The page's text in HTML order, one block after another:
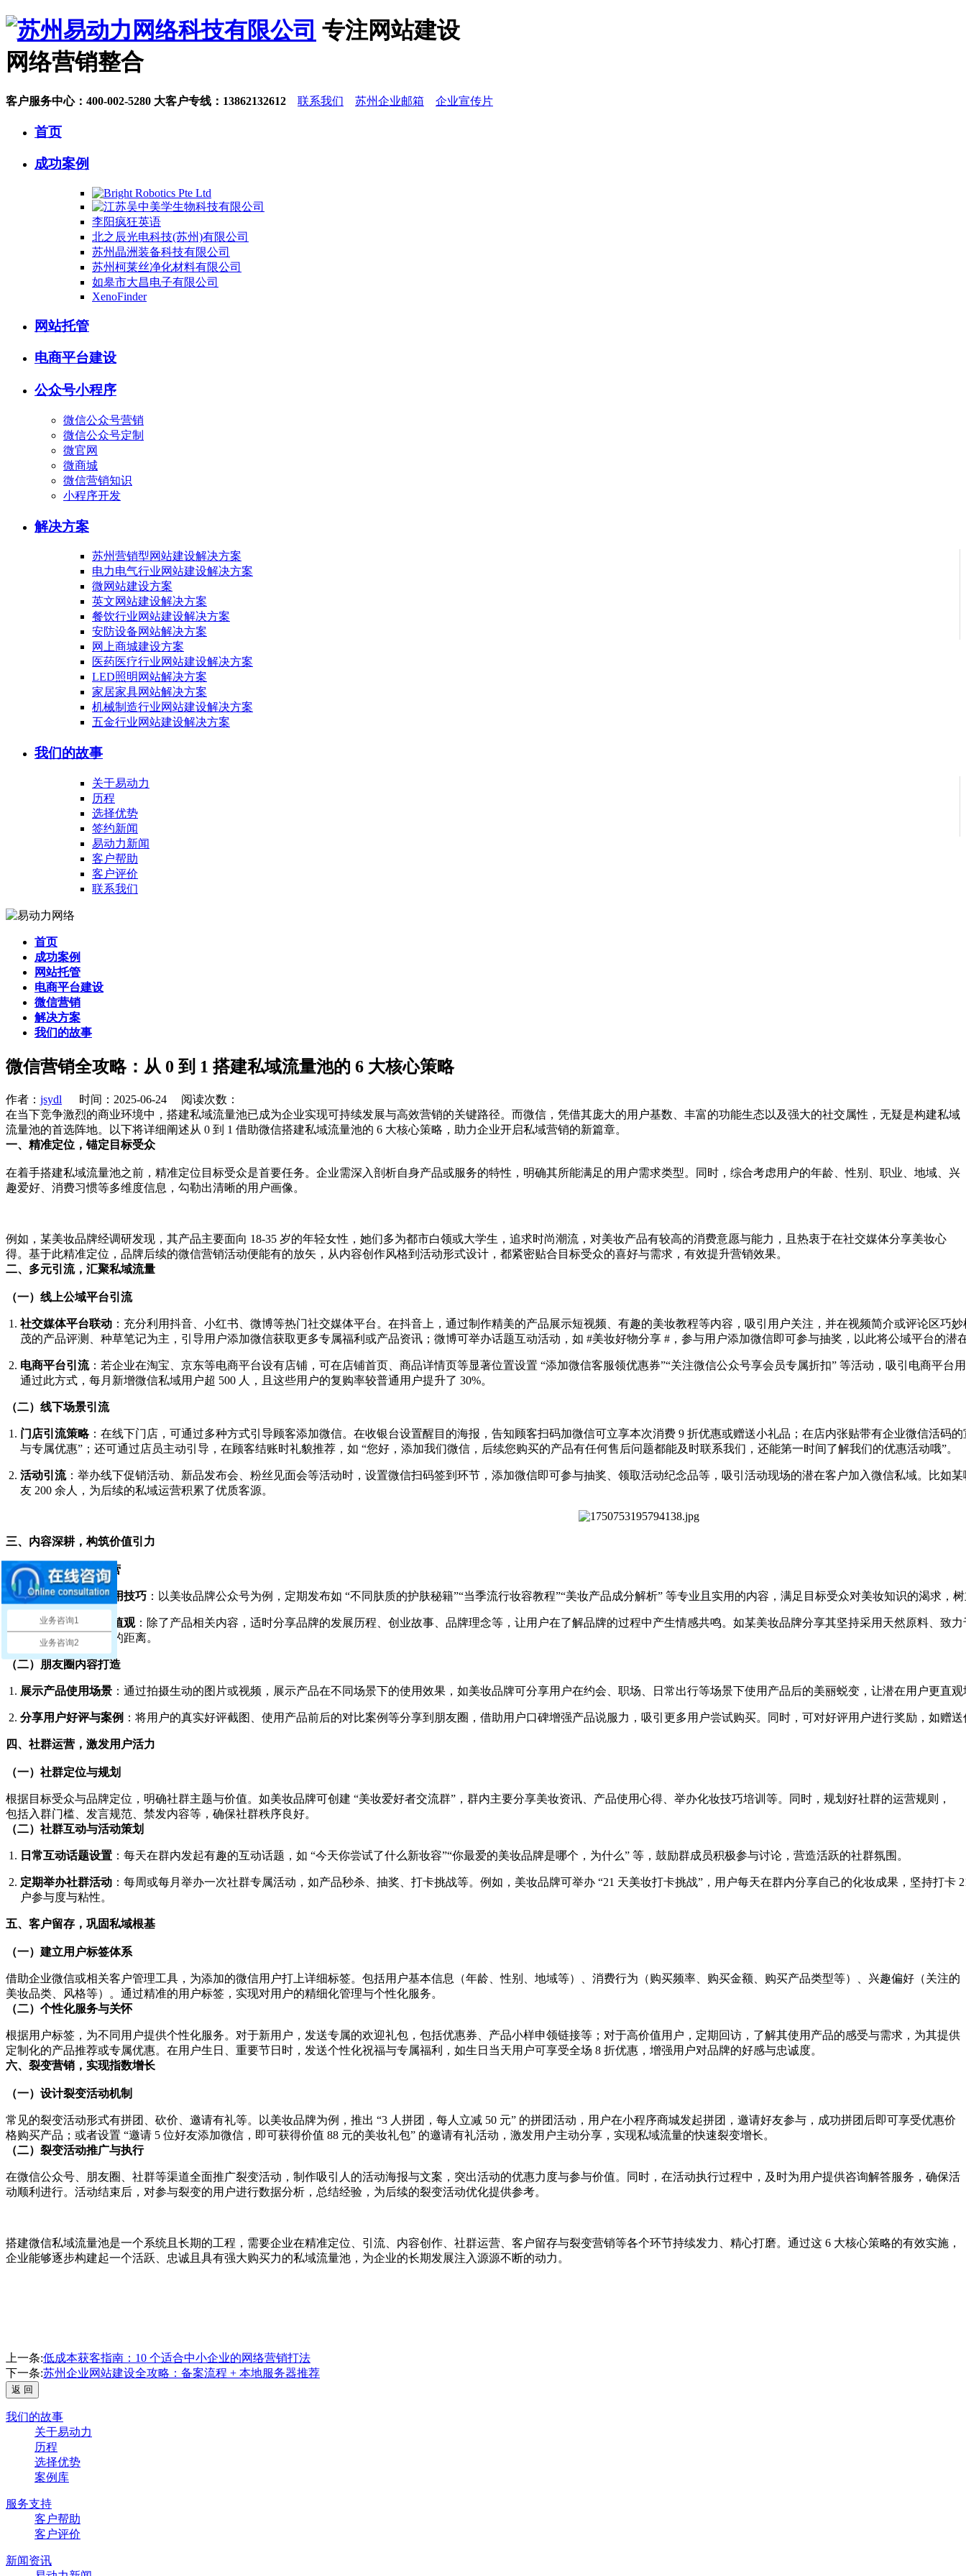
专注网站建设
网络营销整合
客户服务中心： 400-002-5280 大客户专线： 13862132612 联系我们 苏州企业邮箱 企业宣传片
首页
成功案例
李阳疯狂英语
北之辰光电科技(苏州)有限公司
苏州晶洲装备科技有限公司
苏州柯莱丝净化材料有限公司
如皋市大昌电子有限公司
XenoFinder
网站托管
电商平台建设
公众号小程序
微信公众号营销
微信公众号定制
微官网
微商城
微信营销知识
小程序开发
解决方案
苏州营销型网站建设解决方案
电力电气行业网站建设解决方案
微网站建设方案
英文网站建设解决方案
餐饮行业网站建设解决方案
安防设备网站解决方案
网上商城建设方案
医药医疗行业网站建设解决方案
LED照明网站解决方案
家居家具网站解决方案
机械制造行业网站建设解决方案
五金行业网站建设解决方案
我们的故事
关于易动力
历程
选择优势
签约新闻
易动力新闻
客户帮助
客户评价
联系我们
首页
成功案例
网站托管
电商平台建设
微信营销
解决方案
我们的故事
微信营销全攻略：从 0 到 1 搭建私域流量池的 6 大核心策略
作者： jsydl 时间：2025-06-24 阅读次数：
在当下竞争激烈的商业环境中，搭建私域流量池已成为企业实现可持续发展与高效营销的关键路径。而微信，凭借其庞大的用户基数、丰富的功能生态以及强大的社交属性，无疑是构建私域
流量池的首选阵地。以下将详细阐述从 0 到 1 借助微信搭建私域流量池的 6 大核心策略，助力企业开启私域营销的新篇章。
一、精准定位，锚定目标受众
在着手搭建私域流量池之前，精准定位目标受众是首要任务。企业需深入剖析自身产品或服务的特性，明确其所能满足的用户需求类型。同时，综合考虑用户的年龄、性别、职业、地域、兴
趣爱好、消费习惯等多维度信息，勾勒出清晰的用户画像。
例如，某美妆品牌经调研发现，其产品主要面向 18-35 岁的年轻女性，她们多为都市白领或大学生，追求时尚潮流，对美妆产品有较高的消费意愿与能力，且热衷于在社交媒体分享美妆心
得。基于此精准定位，品牌后续的微信营销活动便能有的放矢，从内容创作风格到活动形式设计，都紧密贴合目标受众的喜好与需求，有效提升营销效果。
二、多元引流，汇聚私域流量
（一）线上公域平台引流
社交媒体平台联动 ：充分利用抖音、小红书、微博等热门社交媒体平台。在抖音上，通过制作精美的产品展示短视频、有趣的美妆教程等内容，吸引用户关注，并在视频简介或评论区巧
茂的产品评测、种草笔记为主，引导用户添加微信获取更多专属福利或产品资讯；微博可举办话题互动活动，如 #美妆好物分享 #，参与用户添加微信即可参与抽奖，以此将公域平台的潜
电商平台引流：若企业在淘宝、京东等电商平台设有店铺，可在店铺首页、商品详情页等显著位置设置 “添加微信客服领优惠券”“关注微信公众号享会员专属折扣” 等活动，吸引电商平台
通过此方式，每月新增微信私域用户超 500 人，且这些用户的复购率较普通用户提升了 30%。
（二）线下场景引流
门店引流策略：在线下门店，可通过多种方式引导顾客添加微信。在收银台设置醒目的海报，告知顾客扫码加微信可立享本次消费 9 折优惠或赠送小礼品；在店内张贴带有企业微信活码
与专属优惠”；还可通过店员主动引导，在顾客结账时礼貌推荐，如 “您好，添加我们微信，后续您购买的产品有任何售后问题都能及时联系我们，还能第一时间了解我们的优惠活动哦”。
活动引流：举办线下促销活动、新品发布会、粉丝见面会等活动时，设置微信扫码签到环节，添加微信即可参与抽奖、领取活动纪念品等，吸引活动现场的潜在客户加入微信私域。比如
友 200 余人，为后续的私域运营积累了优质客源。
三、内容深耕，构筑价值引力
（一）公众号内容运营
提供专业知识与实用技巧 ：以美妆品牌公众号为例，定期发布如 “不同肤质的护肤秘籍”“当季流行妆容教程”“美妆产品成分解析” 等专业且实用的内容，满足目标受众对美妆知识的渴求，
融入品牌故事与价值观：除了产品相关内容，适时分享品牌的发展历程、创业故事、品牌理念等，让用户在了解品牌的过程中产生情感共鸣。如某美妆品牌分享其坚持采用天然原料、致
进一步拉近与用户的距离。
（二）朋友圈内容打造
展示产品使用场景 ：通过拍摄生动的图片或视频，展示产品在不同场景下的使用效果，如美妆品牌可分享用户在约会、职场、日常出行等场景下使用产品后的美丽蜕变，让潜在用户更直
分享用户好评与案例 ：将用户的真实好评截图、使用产品前后的对比案例等分享到朋友圈，借助用户口碑增强产品说服力，吸引更多用户尝试购买。同时，可对好评用户进行奖励，如赠
四、社群运营，激发用户活力
（一）社群定位与规划
根据目标受众与品牌定位，明确社群主题与价值。如美妆品牌可创建 “美妆爱好者交流群”，群内主要分享美妆资讯、产品使用心得、举办化妆技巧培训等。同时，规划好社群的运营规则，
包括入群门槛、发言规范、禁发内容等，确保社群秩序良好。
（二）社群互动与活动策划
日常互动话题设置 ：每天在群内发起有趣的互动话题，如 “今天你尝试了什么新妆容”“你最爱的美妆品牌是哪个，为什么” 等，鼓励群成员积极参与讨论，营造活跃的社群氛围。
定期举办社群活动 ：每周或每月举办一次社群专属活动，如产品秒杀、抽奖、打卡挑战等。例如，美妆品牌可举办 “21 天美妆打卡挑战”，用户每天在群内分享自己的化妆成果，坚持打
户参与度与粘性。
五、客户留存，巩固私域根基
（一）建立用户标签体系
借助企业微信或相关客户管理工具，为添加的微信用户打上详细标签。包括用户基本信息（年龄、性别、地域等）、消费行为（购买频率、购买金额、购买产品类型等）、兴趣偏好（关注的
美妆品类、风格等）。通过精准的用户标签，实现对用户的精细化管理与个性化服务。
（二）个性化服务与关怀
根据用户标签，为不同用户提供个性化服务。对于新用户，发送专属的欢迎礼包，包括优惠券、产品小样申领链接等；对于高价值用户，定期回访，了解其使用产品的感受与需求，为其提供
定制化的产品推荐或专属优惠。在用户生日、重要节日时，发送个性化祝福与专属福利，如生日当天用户可享受全场 8 折优惠，增强用户对品牌的好感与忠诚度。
六、裂变营销，实现指数增长
（一）设计裂变活动机制
常见的裂变活动形式有拼团、砍价、邀请有礼等。以美妆品牌为例，推出 “3 人拼团，每人立减 50 元” 的拼团活动，用户在小程序商城发起拼团，邀请好友参与，成功拼团后即可享受优惠价
格购买产品；或者设置 “邀请 5 位好友添加微信，即可获得价值 88 元的美妆礼包” 的邀请有礼活动，激发用户主动分享，实现私域流量的快速裂变增长。
（二）裂变活动推广与执行
在微信公众号、朋友圈、社群等渠道全面推广裂变活动，制作吸引人的活动海报与文案，突出活动的优惠力度与参与价值。同时，在活动执行过程中，及时为用户提供咨询解答服务，确保活
动顺利进行。活动结束后，对参与裂变的用户进行数据分析，总结经验，为后续的裂变活动优化提供参考。
搭建微信私域流量池是一个系统且长期的工程，需要企业在精准定位、引流、内容创作、社群运营、客户留存与裂变营销等各个环节持续发力、精心打磨。通过这 6 大核心策略的有效实施，
企业能够逐步构建起一个活跃、忠诚且具有强大购买力的私域流量池，为企业的长期发展注入源源不断的动力。
上一条:低成本获客指南：10 个适合中小企业的网络营销打法
下一条:苏州企业网站建设全攻略：备案流程 + 本地服务器推荐
我们的故事
关于易动力
历程
选择优势
案例库
服务支持
客户帮助
客户评价
新闻资讯
业务咨询1
业务咨询2